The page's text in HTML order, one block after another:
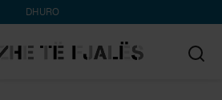
DHURO